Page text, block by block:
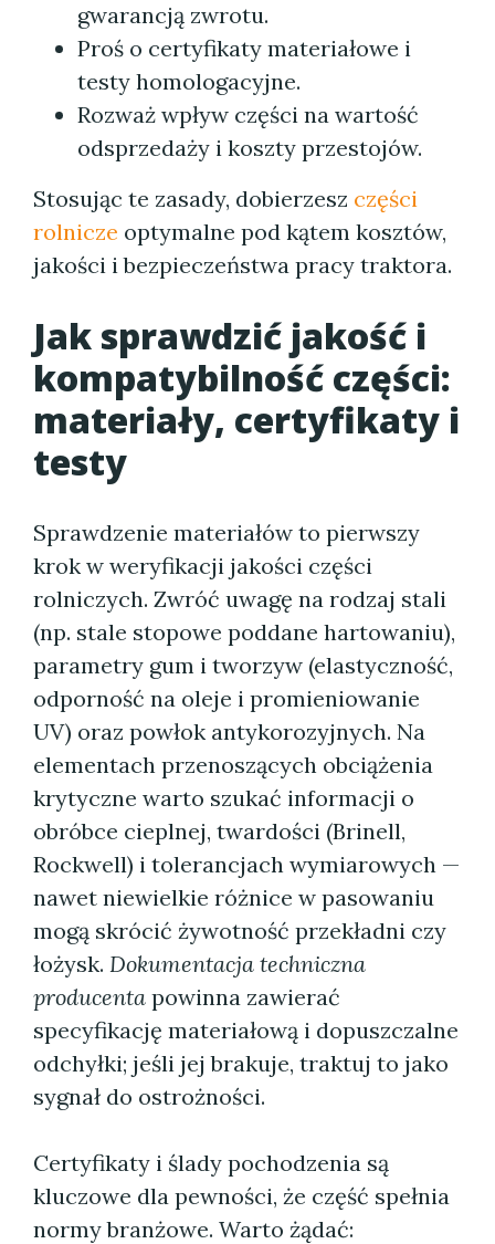
gwarancją zwrotu.
Proś o certyfikaty materiałowe i
testy homologacyjne.
Rozważ wpływ części na wartość
odsprzedaży i koszty przestojów.
Stosując te zasady, dobierzesz części
rolnicze optymalne pod kątem kosztów,
jakości i bezpieczeństwa pracy traktora.
Jak sprawdzić jakość i
kompatybilność części:
materiały, certyfikaty i
testy
Sprawdzenie materiałów to pierwszy
krok w weryfikacji jakości części
rolniczych. Zwróć uwagę na rodzaj stali
(np. stale stopowe poddane hartowaniu),
parametry gum i tworzyw (elastyczność,
odporność na oleje i promieniowanie
UV) oraz powłok antykorozyjnych. Na
elementach przenoszących obciążenia
krytyczne warto szukać informacji o
obróbce cieplnej, twardości (Brinell,
Rockwell) i tolerancjach wymiarowych —
nawet niewielkie różnice w pasowaniu
mogą skrócić żywotność przekładni czy
łożysk. Dokumentacja techniczna
producenta powinna zawierać
specyfikację materiałową i dopuszczalne
odchyłki; jeśli jej brakuje, traktuj to jako
sygnał do ostrożności.
Certyfikaty i ślady pochodzenia są
kluczowe dla pewności, że część spełnia
normy branżowe. Warto żądać: